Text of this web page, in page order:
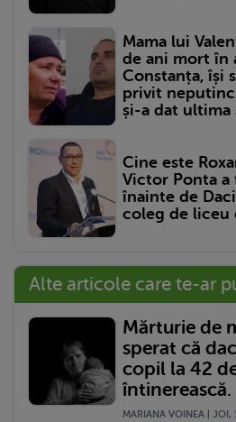
Mama lui
de ani mort în
Constanța, își
privit
și-a dat ultima
Cine este
Victor Ponta a
înainte de
coleg de liceu
Alte articole care te-ar
Mărturie de
sperat că
copil la 42
întinerească.
MARIANA VOINEA | JOI,